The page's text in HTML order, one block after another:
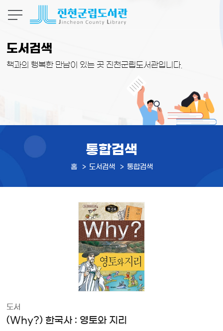
도서검색
책과의 행복한 만남이 있는 곳 진천군립도서관입니다.
통합검색
홈 도서검색 통합검색
도서
(Why?) 한국사 : 영토와 지리